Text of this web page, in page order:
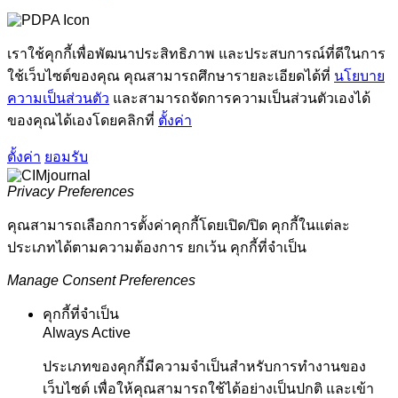
เราใช้คุกกี้เพื่อพัฒนาประสิทธิภาพ และประสบการณ์ที่ดีในการ
ใช้เว็บไซต์ของคุณ คุณสามารถศึกษารายละเอียดได้ที่ นโยบาย
ความเป็นส่วนตัว และสามารถจัดการความเป็นส่วนตัวเองได้
ของคุณได้เองโดยคลิกที่ ตั้งค่า
ตั้งค่า ยอมรับ
Privacy Preferences
คุณสามารถเลือกการตั้งค่าคุกกี้โดยเปิด/ปิด คุกกี้ในแต่ละ
ประเภทได้ตามความต้องการ ยกเว้น คุกกี้ที่จำเป็น
Manage Consent Preferences
คุกกี้ที่จำเป็น
Always Active
ประเภทของคุกกี้มีความจำเป็นสำหรับการทำงานของ
เว็บไซต์ เพื่อให้คุณสามารถใช้ได้อย่างเป็นปกติ และเข้า